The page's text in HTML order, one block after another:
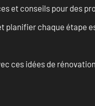
et conseils pour des
planifier chaque
ces idées de